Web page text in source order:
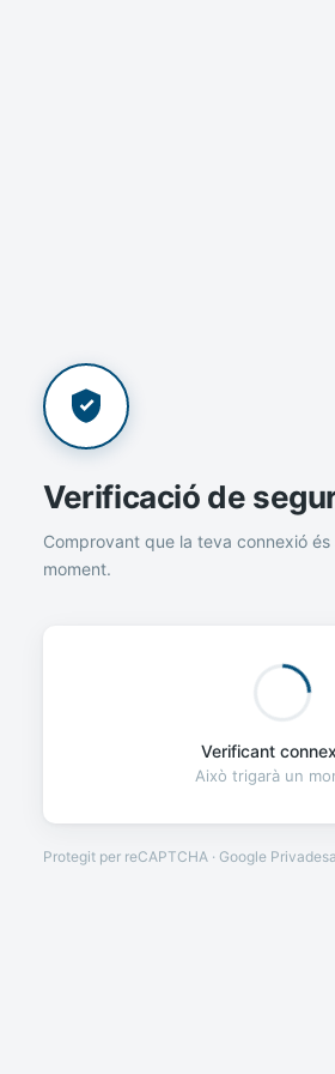
Verificació de
Comprovant que la teva connexió és
moment.
Verificant
Això trigarà un
Protegit per reCAPTCHA · Google Privadesa